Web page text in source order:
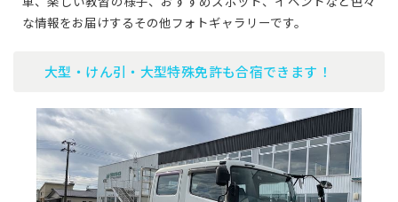
な情報をお届けするその他フォトギャラリーです。
大型・けん引・大型特殊免許も合宿できます！